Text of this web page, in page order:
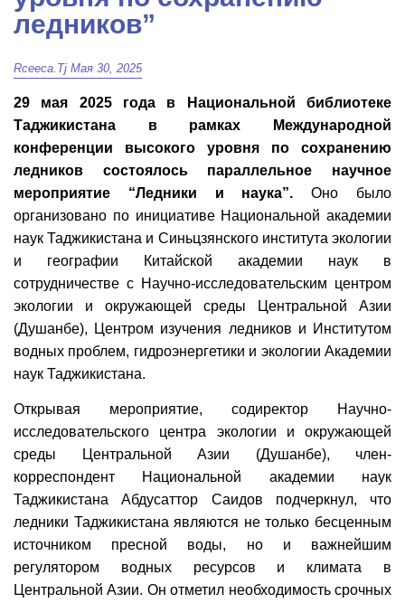
ледников”
Rceeca.tj Мая 30, 2025
29 мая 2025 года в Национальной библиотеке
Таджикистана в рамках Международной
конференции высокого уровня по сохранению
ледников состоялось параллельное научное
мероприятие “Ледники и наука”. Оно было
организовано по инициативе Национальной академии
наук Таджикистана и Синьцзянского института экологии
и географии Китайской академии наук в
сотрудничестве с Научно-исследовательским центром
экологии и окружающей среды Центральной Азии
(Душанбе), Центром изучения ледников и Институтом
водных проблем, гидроэнергетики и экологии Академии
наук Таджикистана.
Открывая мероприятие, содиректор Научно-
исследовательского центра экологии и окружающей
среды Центральной Азии (Душанбе), член-
корреспондент Национальной академии наук
Таджикистана Абдусаттор Саидов подчеркнул, что
ледники Таджикистана являются не только бесценным
источником пресной воды, но и важнейшим
регулятором водных ресурсов и климата в
Центральной Азии. Он отметил необходимость срочных